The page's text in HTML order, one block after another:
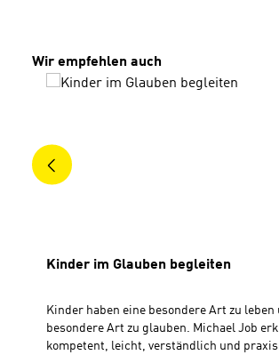
Produktgalerie überspringen
Wir empfehlen auch
Kinder im Glauben begleiten
Kinder haben eine besondere Art zu leben
besondere Art zu glauben. Michael Job
kompetent, leicht, verständlich und